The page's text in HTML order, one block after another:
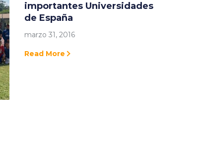
importantes Universidades
de España
marzo 31, 2016
Read More